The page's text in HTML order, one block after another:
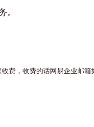
。
费，收费的话网易企业邮箱